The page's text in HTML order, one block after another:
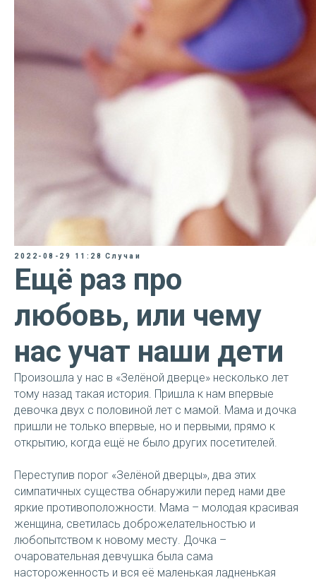
2022-08-29 11:28 Случаи
Ещё раз про
любовь, или чему
нас учат наши дети
Произошла у нас в «Зелёной дверце» несколько лет
тому назад такая история. Пришла к нам впервые
девочка двух с половиной лет с мамой. Мама и дочка
пришли не только впервые, но и первыми, прямо к
открытию, когда ещё не было других посетителей.
Переступив порог «Зелёной дверцы», два этих
симпатичных существа обнаружили перед нами две
яркие противоположности. Мама – молодая красивая
женщина, светилась доброжелательностью и
любопытством к новому месту. Дочка –
очаровательная девчушка была сама
настороженность и вся её маленькая ладненькая